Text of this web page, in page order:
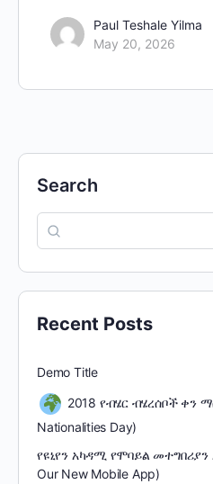
Paul Teshale Yilma
May 20, 2026
Search
Recent Posts
Demo Title
2018 የብሄር ብሄረሰቦች ቀን
Nationalities Day)
የዩኒየን አካዳሚ የሞባይል
Our New Mobile App)